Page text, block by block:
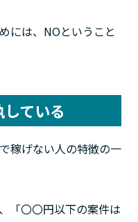
には、NOということ
ている
稼げない人の特徴の一
「〇〇円以下の案件は